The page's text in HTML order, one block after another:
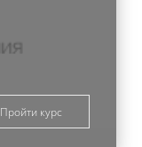
Пройти курс